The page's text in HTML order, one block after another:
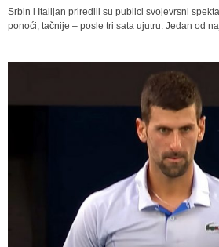
Srbin i Italijan priredili su publici svojevrsni
ponoći, tačnije – posle tri sata ujutru. Jedan od